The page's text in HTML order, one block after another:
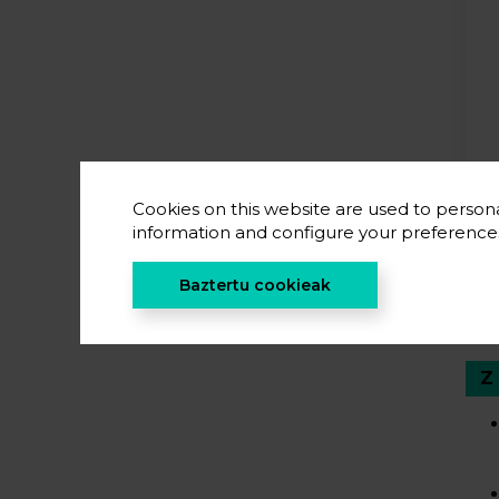
Cookies on this website are used to
information and configure your
Baztertu cookieak